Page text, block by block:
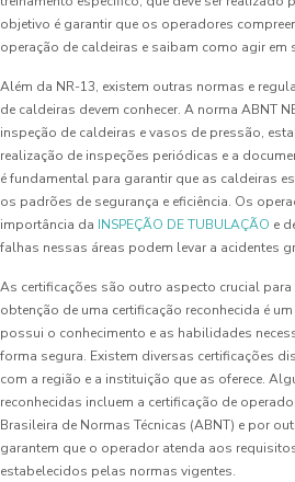
objetivo é garantir que os operadores
operação de caldeiras e saibam como agir em
Além da NR-13, existem outras normas e
de caldeiras devem conhecer. A norma ABNT
inspeção de caldeiras e vasos de pressão,
realização de inspeções periódicas e a
é fundamental para garantir que as caldeiras
os padrões de segurança e eficiência. Os
importância da INSPEÇÃO DE TUBULAÇÃO e
falhas nessas áreas podem levar a acidentes
As certificações são outro aspecto crucial
obtenção de uma certificação reconhecida é
possui o conhecimento e as habilidades
forma segura. Existem diversas certificações
com a região e a instituição que as oferece.
reconhecidas incluem a certificação de
Brasileira de Normas Técnicas (ABNT) e por
garantem que o operador atenda aos
estabelecidos pelas normas vigentes.